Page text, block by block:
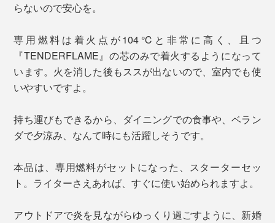
らないので安心を。
専用燃料は着火点が104℃と非常に高く、且つ
『TENDERFLAME』の芯のみで着火するようになって
います。火を消した後もススが出ないので、室内でも使
いやすいですよ。
持ち運びもできるから、ダイニングでの食事や、ベラン
ダで夕涼み、なんて時にも活躍しそうです。
本品は、専用燃料がセットになった、スターターセッ
ト。ライターさえあれば、すぐに使い始められますよ。
アウトドアで炎を見ながらゆっくり過ごすように、新婚